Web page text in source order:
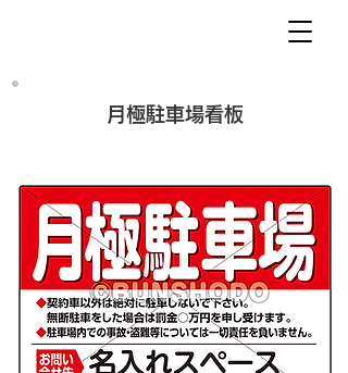
月極駐車場看板